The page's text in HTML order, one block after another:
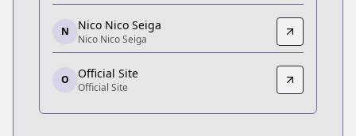
https://j-novel.club/series/the-reincarnation-of-
Nico Nico Seiga
Nico Nico Seiga
https://seiga.nicovideo.jp/comic/48633
Official Site
N Nico Nico Seiga
Nico Nico Seiga
O Official Site
Official Site